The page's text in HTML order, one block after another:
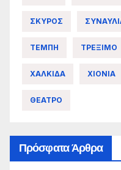
ΣΚΥΡΟΣ
ΤΕΜΠΗ ΤΡΕΞΙΜΟ
ΧΑΛΚΙΔΑ ΧΙΟΝΙΑ
ΘΕΑΤΡΟ
Πρόσφατα Άρθρα